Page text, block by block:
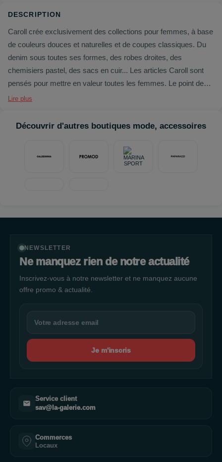
DESCRIPTION
Caroll crée exclusivement des collections pour femmes, à base
de couleurs douces et naturelles et de coupes classiques. Du
denim sous toutes ses formes, des robes droites, des
chemisiers pastel, des sacs en cuir... Les articles Caroll sont
pensés pour mettre en valeur toutes les femmes. Le point de
départ ? Qu'elles se sentent bien dans leurs vêtements. Motifs
marins : la femme Caroll est définitivement actuelle !
Lire plus
Découvrir d'autres boutiques mode, accessoires
NEWSLETTER
Ne manquez rien de notre actualité
Inscrivez-vous à notre newsletter et ne manquez aucune
offre promo & actualité.
Je m'inscris
Service client
sav@la-galerie.com
Commerces
Locaux